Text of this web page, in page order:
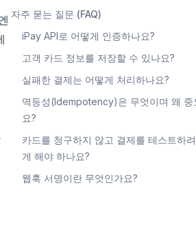
자주 묻는 질문 (FAQ)
iPay API로 어떻게 인증하나요?
고객 카드 정보를 저장할 수 있나요?
실패한 결제는 어떻게 처리하나요?
멱등성(Idempotency)은 무엇이며 왜 중
요?
카드를 청구하지 않고 결제를 테스트하
게 해야 하나요?
웹훅 서명이란 무엇인가요?